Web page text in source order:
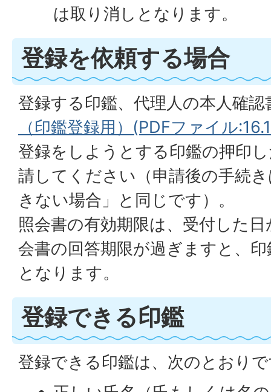
は取り消しとなります。
登録を依頼する場合
登録する印鑑、代理人の本人確認
（印鑑登録用）(PDFファイル
登録をしようとする印鑑の押印
請してください（申請後の手続
きない場合」と同じです）。
照会書の有効期限は、受付した
会書の回答期限が過ぎますと、
となります。
登録できる印鑑
登録できる印鑑は、次のとおり